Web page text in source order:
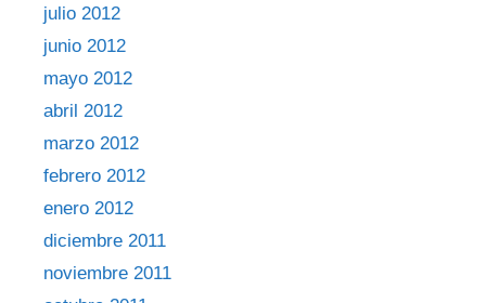
julio 2012
junio 2012
mayo 2012
abril 2012
marzo 2012
febrero 2012
enero 2012
diciembre 2011
noviembre 2011